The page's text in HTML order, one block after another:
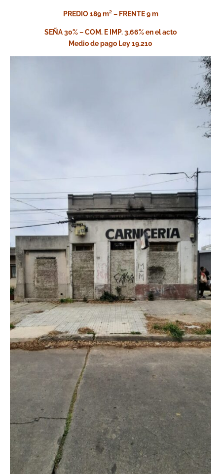
PREDIO 189 m² – FRENTE 9 m
SEÑA 30% – COM. E IMP. 3,66% en el acto
Medio de pago Ley 19.210